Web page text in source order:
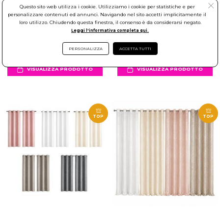
Sedia pieghevole salvaspazio in
acciaio e tessuto resistente
5,99 €
VISUALIZZA PRODOTTO
Coppia tende effetto lino
jacquard con anelli 140x290 cm
14,99 €
VISUALIZZA PRODOTTO
TOP TOP
Questo sito web utilizza i cookie. Utilizziamo i cookie per statistiche e per
personalizzare contenuti ed annunci. Navigando nel sito accetti implicitamente il
loro utilizzo. Chiudendo questa finestra, il consenso è da considerarsi negato.
Leggi l'informativa completa qui.
PERSONALIZZA ACCETTA TUTTI